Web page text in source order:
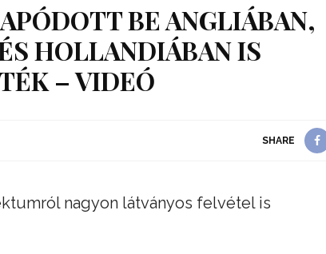
BE ANGLIÁBAN,
HOLLANDIÁBAN IS
– VIDEÓ
SHARE
nagyon látványos felvétel is